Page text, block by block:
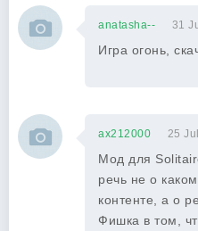
anatasha-- 31
Игра огонь,
ax212000 25
Мод для
речь не о
контенте, а о
Фишка в том,